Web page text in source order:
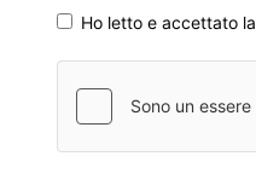
Ho letto e accettato la